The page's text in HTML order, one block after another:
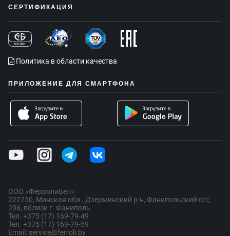
СЕРТИФИКАЦИЯ
Политика в области качества
ПРИЛОЖЕНИЕ ДЛЯ СМАРТФОНА
ООО «ФерролиБел»
222750, Минская обл., Дзержинский р-н, Фанипольский с/с,
206, вблизи г. Фаниполь
Тел. +375 (17) 169-79-49
Тел. +375 (17) 169-79-59
Email: service@ferroli.by